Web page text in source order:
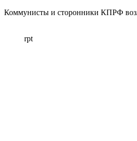
Коммунисты и сторонники КПРФ
rpt